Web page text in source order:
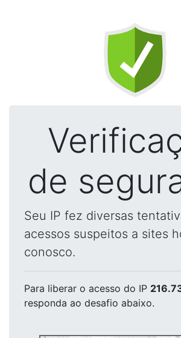
de
Seu IP fez diversas
acessos suspeitos a sites
conosco.
Para liberar o acesso do IP
responda ao desafio abaixo.